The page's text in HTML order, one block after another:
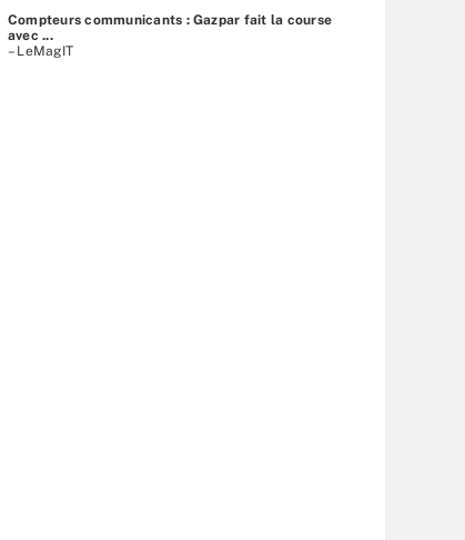
Compteurs communicants : Gazpar fait la course
avec ...
– LeMagIT